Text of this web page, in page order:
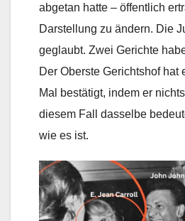
abgetan hatte – öffentlich
Darstellung zu ändern. Die
geglaubt. Zwei Gerichte
Der Oberste Gerichtshof hat
Mal bestätigt, indem er
diesem Fall dasselbe
wie es ist.